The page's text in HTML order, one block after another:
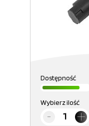
Dostępność
Wybierz ilość